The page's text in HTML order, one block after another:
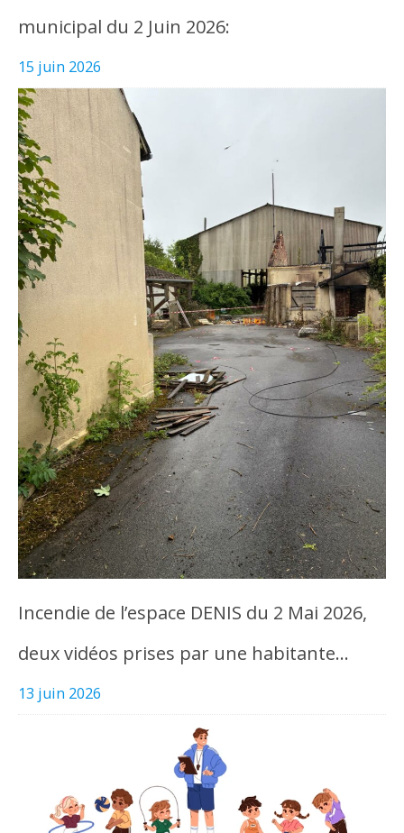
municipal du 2 Juin 2026:
15 juin 2026
Incendie de l’espace DENIS du 2 Mai 2026,
deux vidéos prises par une habitante…
13 juin 2026